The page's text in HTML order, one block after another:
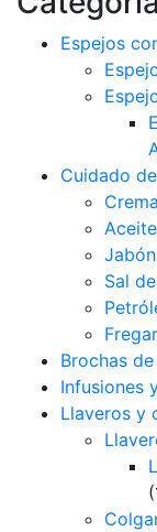
Espejos
Cuidado
Crema
Jabón
Sal
Fregar
Brochas
Infusiones
Llaveros y